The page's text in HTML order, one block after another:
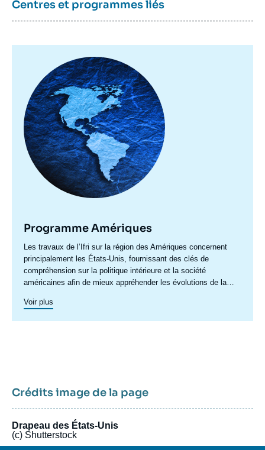
Centres et programmes liés
principale
Programme Amériques
Accroche
centre
Les travaux de l’Ifri sur la région des Amériques concernent
principalement les États-Unis, fournissant des clés de
compréhension sur la politique intérieure et la société
américaines afin de mieux appréhender les évolutions de la
transatlantiques et commerciales. Un axe spécifique sur
Voir plus
Crédits image de la page
Drapeau des États-Unis
(c) Shutterstock